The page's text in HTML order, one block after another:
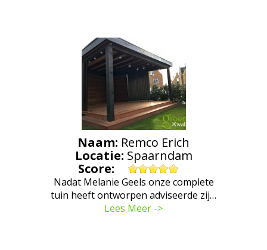
Naam: Remco Erich
Locatie: Spaarndam
Score:
Nadat Melanie Geels onze complete
tuin heeft ontworpen adviseerde zij…
Lees Meer ->